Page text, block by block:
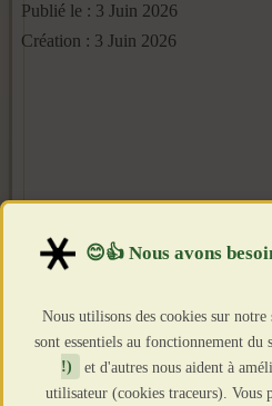
Publié le : 3 Juin 2026
Création : 3 Juin 2026
Nous utilisons des cookies sur
sont essentiels au fonctionnement du
!)
et d'autres nous aident à
utilisateur (cookies traceurs). Vous